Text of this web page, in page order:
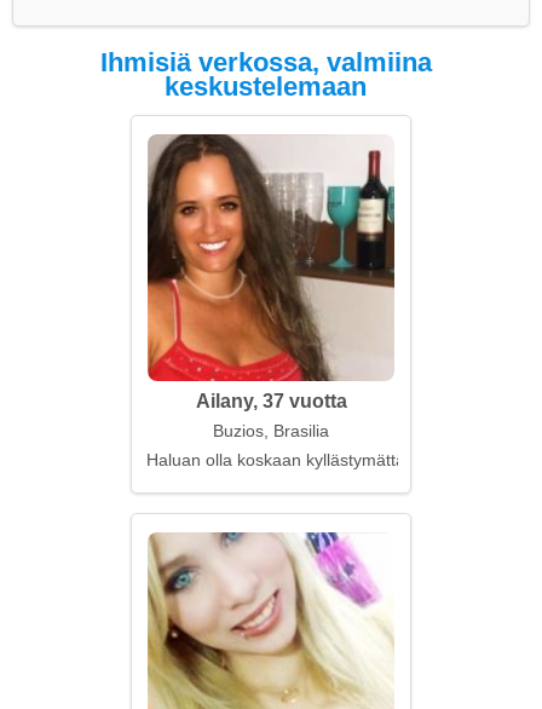
Ihmisiä verkossa, valmiina
keskustelemaan
Ailany, 37 vuotta
Buzios, Brasilia
Haluan olla koskaan kyllästymättä kanssasi